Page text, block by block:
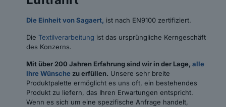
Die Einheit von Sagaert, ist nach EN9100 zertifiziert.
Die Textilverarbeitung ist das ursprüngliche Kerngeschäft
des Konzerns.
Mit über 200 Jahren Erfahrung sind wir in der Lage,alle
Ihre Wünsche zu erfüllen. Unsere sehr breite
Produktpalette ermöglicht es uns oft, ein bestehendes
Produkt zu liefern, das Ihren Erwartungen entspricht.
Wenn es sich um eine spezifische Anfrage handelt,